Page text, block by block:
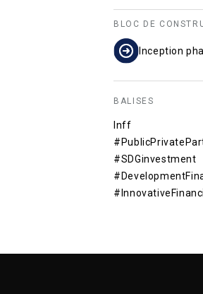
BLOC DE
Inception
BALISES
Inff
#SDGinvestment